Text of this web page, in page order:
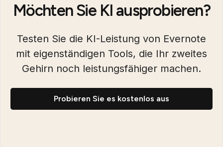
Möchten Sie KI ausprobieren?
Testen Sie die KI-Leistung von Evernote
mit eigenständigen Tools, die Ihr zweites
Gehirn noch leistungsfähiger machen.
Probieren Sie es kostenlos aus